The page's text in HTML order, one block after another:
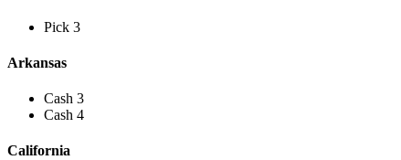
Pick 3
Arkansas
Cash 3
Cash 4
California